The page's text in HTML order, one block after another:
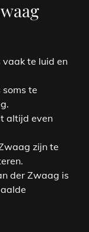
vaak te luid en
te
altijd even
zijn te
der Zwaag is